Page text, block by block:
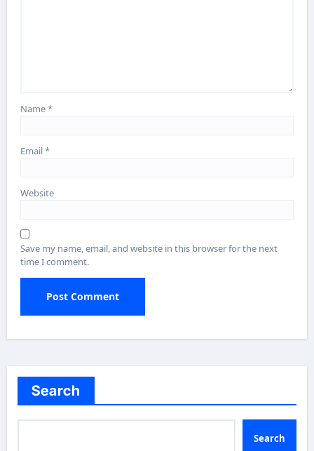
Name*
Email*
Website
Save my name, email, and website in this browser for the next
time I comment.
Search
Search